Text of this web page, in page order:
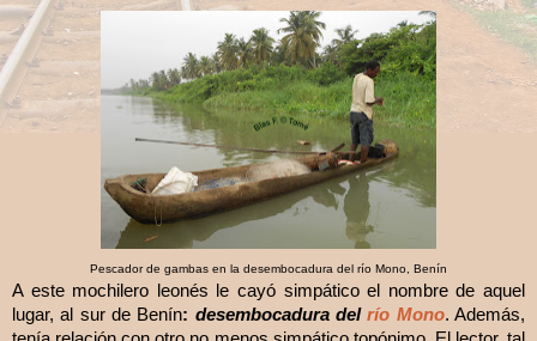
Pescador de gambas en la desembocadura del río Mono, Benín
A este mochilero leonés le cayó simpático el nombre de aquel
lugar, al sur de Benín: desembocadura delrío Mono. Además,